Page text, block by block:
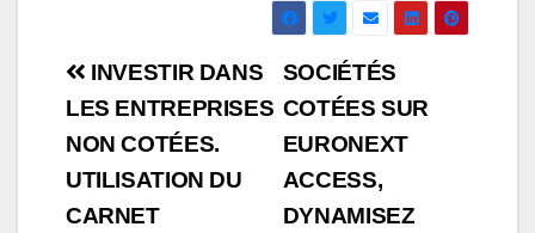
Navigation
de
l’article
SOCIÉTÉS
COTÉES SUR
EURONEXT
ACCESS,
DYNAMISEZ
INVESTIR DANS ​
LES ENTREPRISES
NON COTÉES.​
UTILISATION DU
CARNET